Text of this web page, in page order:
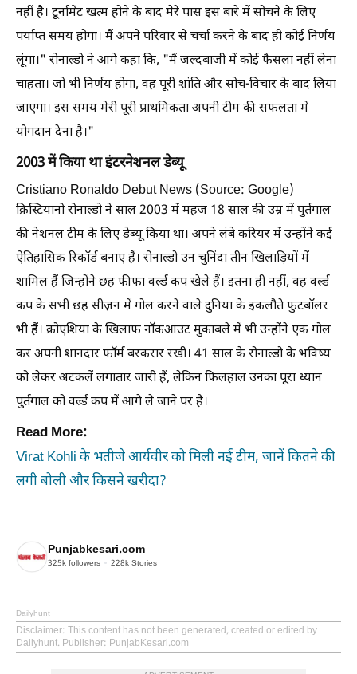
नहीं है। टूर्नामेंट खत्म होने के बाद मेरे पास इस बारे में सोचने के लिए
पर्याप्त समय होगा। मैं अपने परिवार से चर्चा करने के बाद ही कोई निर्णय
लूंगा।" रोनाल्डो ने आगे कहा कि, "मैं जल्दबाजी में कोई फैसला नहीं लेना
चाहता। जो भी निर्णय होगा, वह पूरी शांति और सोच-विचार के बाद लिया
जाएगा। इस समय मेरी पूरी प्राथमिकता अपनी टीम की सफलता में
योगदान देना है।"
2003 में किया था इंटरनेशनल डेब्यू
Cristiano Ronaldo Debut News (Source: Google)
क्रिस्टियानो रोनाल्डो ने साल 2003 में महज 18 साल की उम्र में पुर्तगाल
की नेशनल टीम के लिए डेब्यू किया था। अपने लंबे करियर में उन्होंने कई
ऐतिहासिक रिकॉर्ड बनाए हैं। रोनाल्डो उन चुनिंदा तीन खिलाड़ियों में
शामिल हैं जिन्होंने छह फीफा वर्ल्ड कप खेले हैं। इतना ही नहीं, वह वर्ल्ड
कप के सभी छह सीज़न में गोल करने वाले दुनिया के इकलौते फुटबॉलर
भी हैं। क्रोएशिया के खिलाफ नॉकआउट मुकाबले में भी उन्होंने एक गोल
कर अपनी शानदार फॉर्म बरकरार रखी। 41 साल के रोनाल्डो के भविष्य
को लेकर अटकलें लगातार जारी हैं, लेकिन फिलहाल उनका पूरा ध्यान
पुर्तगाल को वर्ल्ड कप में आगे ले जाने पर है।
Read More:
Virat Kohli के भतीजे आर्यवीर को मिली नई टीम, जानें कितने की
लगी बोली और किसने खरीदा?
Punjabkesari.com
325k followers 228k Stories
Dailyhunt
Disclaimer: This content has not been generated, created or edited by
Dailyhunt. Publisher: PunjabKesari.com